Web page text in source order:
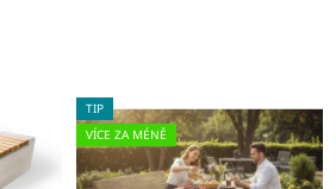
TIP
VÍCE ZA MÉNĚ